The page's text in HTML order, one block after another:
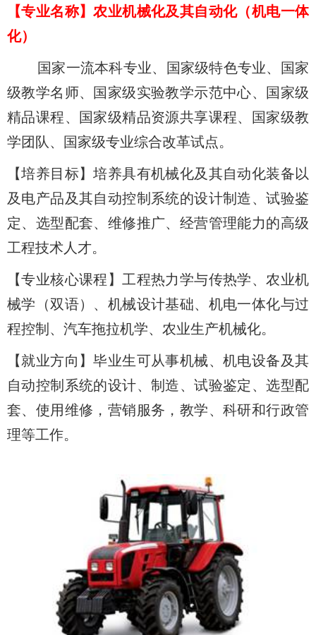
【专业名称】农业机械化及其自动化（机电一体
化）
国家一流本科专业、国家级特色专业、国家
级教学名师、国家级实验教学示范中心、国家级
精品课程、国家级精品资源共享课程、国家级教
学团队、国家级专业综合改革试点。
【培养目标】培养具有机械化及其自动化装备以
及电产品及其自动控制系统的设计制造、试验鉴
定、选型配套、维修推广、经营管理能力的高级
工程技术人才。
【专业核心课程】工程热力学与传热学、农业机
械学（双语）、机械设计基础、机电一体化与过
程控制、汽车拖拉机学、农业生产机械化。
【就业方向】毕业生可从事机械、机电设备及其
自动控制系统的设计、制造、试验鉴定、选型配
套、使用维修，营销服务，教学、科研和行政管
理等工作。